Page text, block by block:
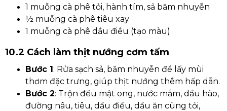
1 muỗng cà phê tỏi, hành tím, sả băm nhuyễn
½ muỗng cà phê tiêu xay
1 muỗng cà phê dầu điều (tạo màu)
10.2 Cách làm thịt nướng cơm tấm
Bước 1: Rửa sạch sả, băm nhuyễn để lấy mùi
thơm đặc trưng, giúp thịt nướng thêm hấp dẫn.
Bước 2: Trộn đều mật ong, nước mắm, dầu hào,
đường nâu, tiêu, dầu điều, dầu ăn cùng tỏi,